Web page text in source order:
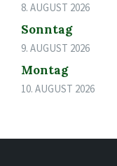
8. AUGUST 2026
Sonntag
9. AUGUST 2026
Montag
10. AUGUST 2026